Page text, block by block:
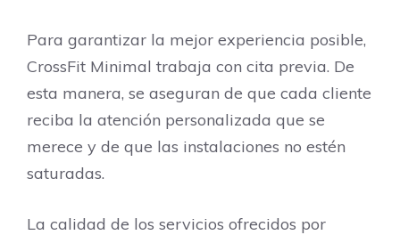
Para garantizar la mejor experiencia posible,
CrossFit Minimal trabaja con cita previa. De
esta manera, se aseguran de que cada cliente
reciba la atención personalizada que se
merece y de que las instalaciones no estén
saturadas.
La calidad de los servicios ofrecidos por